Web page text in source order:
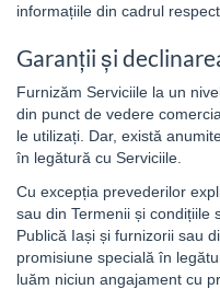
informațiile din cadrul
Garanții și
Furnizăm Serviciile la un
din punct de vedere
le utilizați. Dar, există
în legătură cu Serviciile.
Cu excepția prevederilor
sau din Termenii și condițiile
Publică Iași și furnizorii sau
promisiune specială în
luăm niciun angajament cu